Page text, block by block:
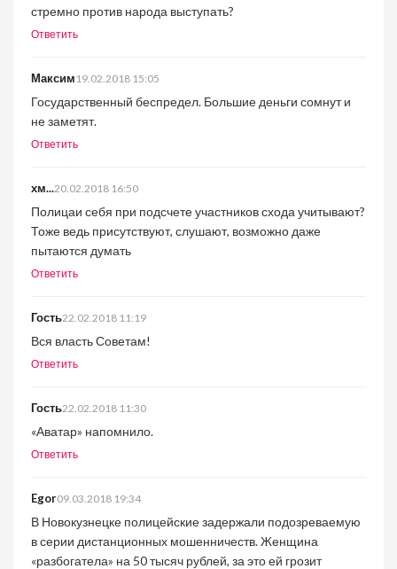
стремно против народа выступать?
Ответить
Максим 19.02.2018 15:05
Государственный беспредел. Большие деньги сомнут и
не заметят.
Ответить
хм...20.02.2018 16:50
Полицаи себя при подсчете участников схода учитывают?
Тоже ведь присутствуют, слушают, возможно даже
пытаются думать
Ответить
Гость22.02.2018 11:19
Вся власть Советам!
Ответить
Гость22.02.2018 11:30
«Аватар» напомнило.
Ответить
Egor09.03.2018 19:34
В Новокузнецке полицейские задержали подозреваемую
в серии дистанционных мошенничеств. Женщина
«разбогатела» на 50 тысяч рублей, за это ей грозит